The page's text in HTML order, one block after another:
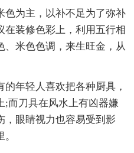
为主，以补不足为了弥补
在装修色彩上，利用五行相
、米色色调，来生旺金，从
年轻人喜欢把各种厨具，
;而刀具在风水上有凶器嫌
，眼睛视力也容易受到影